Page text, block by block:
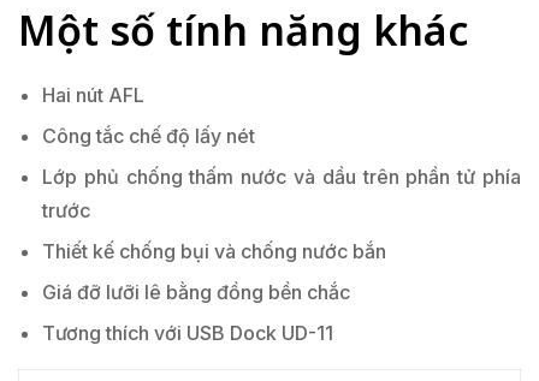
Một số tính năng khác
Hai nút AFL
Công tắc chế độ lấy nét
Lớp phủ chống thấm nước và dầu trên phần tử phía
trước
Thiết kế chống bụi và chống nước bắn
Giá đỡ lưỡi lê bằng đồng bền chắc
Tương thích với USB Dock UD-11